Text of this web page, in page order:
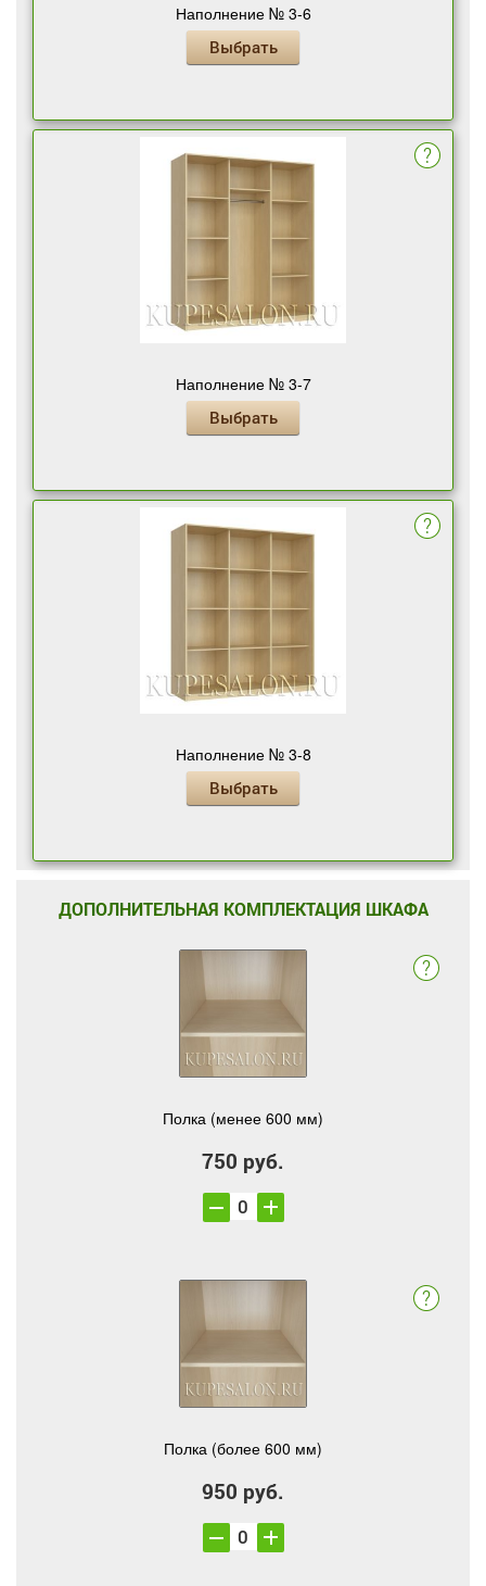
Наполнение № 3-6
Выбрать
Наполнение № 3-7
Выбрать
Наполнение № 3-8
Выбрать
ДОПОЛНИТЕЛЬНАЯ КОМПЛЕКТАЦИЯ ШКАФА
Полка (менее 600 мм)
750 руб.
Полка (более 600 мм)
950 руб.